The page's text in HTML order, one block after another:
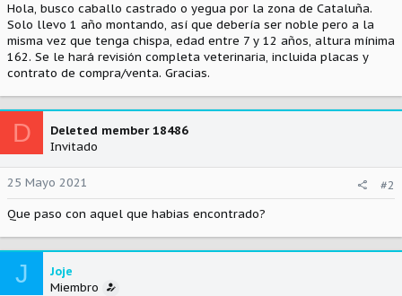
Hola, busco caballo castrado o yegua por la zona de Cataluña.
Solo llevo 1 año montando, así que debería ser noble pero a la
misma vez que tenga chispa, edad entre 7 y 12 años, altura mínima
162. Se le hará revisión completa veterinaria, incluida placas y
contrato de compra/venta. Gracias.
D
Deleted member 18486
Invitado
25 Mayo 2021
#2
Que paso con aquel que habias encontrado?
J
Joje
Miembro